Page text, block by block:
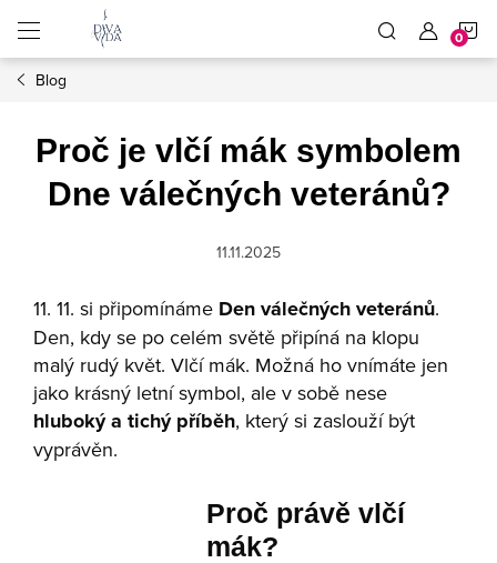
obsah
Blog
Proč je vlčí mák symbolem
Dne válečných veteránů?
11.11.2025
11. 11. si připomínáme Den válečných veteránů.
Den, kdy se po celém světě připíná na klopu
malý rudý květ. Vlčí mák. Možná ho vnímáte jen
jako krásný letní symbol, ale v sobě nese
hluboký a tichý příběh, který si zaslouží být
vyprávěn.
Proč právě vlčí
mák?